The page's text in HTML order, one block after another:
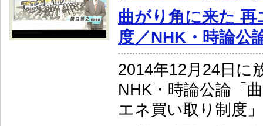
曲がり角に来た
度／NHK・時論公
2014年12月24日に
NHK・時論公論「
エネ買い取り制度